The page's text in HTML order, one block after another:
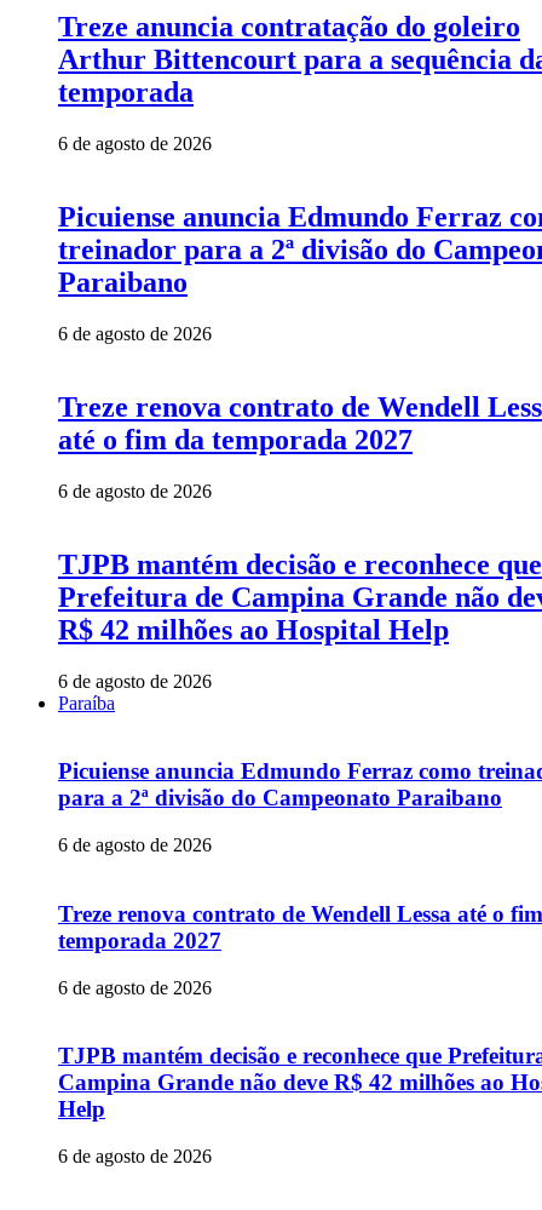
Treze anuncia contratação do goleiro
Arthur Bittencourt para a sequência
temporada
6 de agosto de 2026
Picuiense anuncia Edmundo Ferraz
treinador para a 2ª divisão do
Paraibano
6 de agosto de 2026
Treze renova contrato de Wendell
até o fim da temporada 2027
6 de agosto de 2026
TJPB mantém decisão e reconhece que
Prefeitura de Campina Grande não
R$ 42 milhões ao Hospital Help
6 de agosto de 2026
Paraíba
Picuiense anuncia Edmundo Ferraz como
para a 2ª divisão do Campeonato Paraibano
6 de agosto de 2026
Treze renova contrato de Wendell Lessa até o
temporada 2027
6 de agosto de 2026
TJPB mantém decisão e reconhece que
Campina Grande não deve R$ 42 milhões ao
Help
6 de agosto de 2026